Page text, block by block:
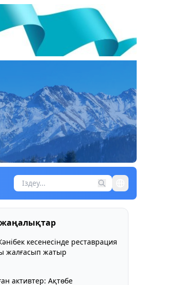
кесенесінде реставрация
жалғасып жатыр
активтер: Ақтөбе